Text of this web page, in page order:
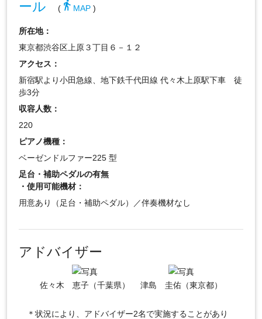
ール (directions_walk MAP)
所在地：
東京都渋谷区上原３丁目６－１２
アクセス：
新宿駅より小田急線、地下鉄千代田線 代々木上原駅下車 徒
歩3分
収容人数：
220
ピアノ機種：
ベーゼンドルファー225 型
足台・補助ペダルの有無
・使用可能機材：
用意あり（足台・補助ペダル）／伴奏機材なし
アドバイザー
佐々木 恵子（千葉県） 津島 圭佑（東京都）
＊状況により、アドバイザー2名で実施することがあり